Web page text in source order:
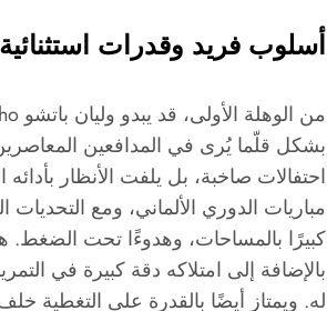
أسلوب فريد وقدرات
بشكل قلّما يُرى في المدافعين
احتفالات صاخبة، بل يلفت الأنظار
مباريات الدوري الألماني، ومع التحديات
كبيرًا بالمساحات، وهدوءًا تحت الضغط.
بالإضافة إلى امتلاكه دقة كبيرة في
له. ويمتاز أيضًا بالقدرة على التغطية